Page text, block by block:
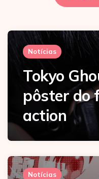
Notícias
Tokyo
pôster do
action
Notícias